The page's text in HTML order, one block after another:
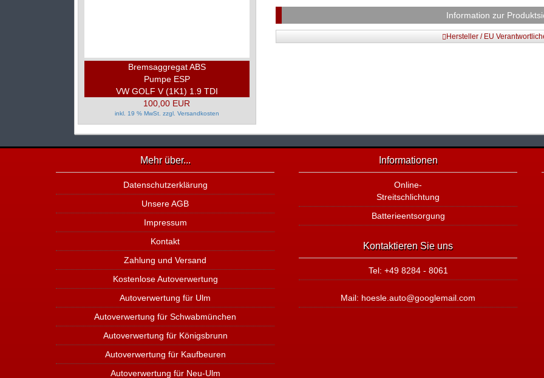
Bremsaggregat ABS
Pumpe ESP
VW GOLF V (1K1) 1.9 TDI
100,00 EUR
inkl. 19 % MwSt. zzgl. Versandkosten
Information zur
Hersteller / EU
Mehr über...
Datenschutzerklärung
Unsere AGB
Impressum
Kontakt
Zahlung und Versand
Kostenlose Autoverwertung
Autoverwertung für Ulm
Autoverwertung für Schwabmünchen
Autoverwertung für Königsbrunn
Autoverwertung für Kaufbeuren
Autoverwertung für Neu-Ulm
Informationen
Online-
Streitschlichtung
Batterieentsorgung
Kontaktieren Sie uns
Tel: +49 8284 - 8061
Mail: hoesle.auto@googlemail.com